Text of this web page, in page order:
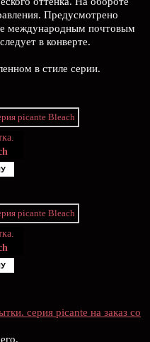
Предусмотрено
международным почтовым
в конверте.
в стиле серии.
серия picante на заказ со